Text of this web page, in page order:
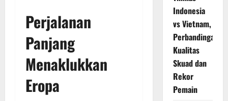
Perjalanan
Panjang
Menaklukkan
Eropa
Indonesia
vs Vietnam,
Perbandingan
Kualitas
Skuad dan
Rekor
Pemain